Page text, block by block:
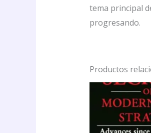
tema principal
progresando.
Productos